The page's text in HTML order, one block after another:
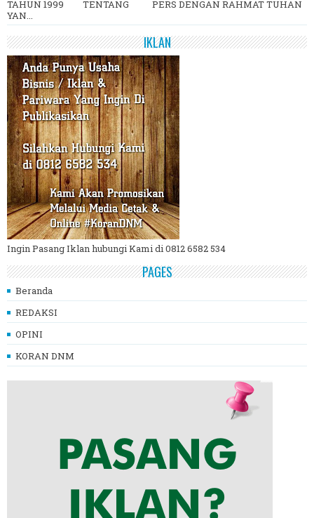
TAHUN 1999 TENTANG PERS DENGAN RAHMAT TUHAN
YAN...
IKLAN
Ingin Pasang Iklan hubungi Kami di 0812 6582 534
PAGES
Beranda
REDAKSI
OPINI
KORAN DNM